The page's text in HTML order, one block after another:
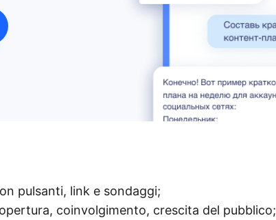
pulsanti, link e sondaggi;
coinvolgimento, crescita del pubblico;